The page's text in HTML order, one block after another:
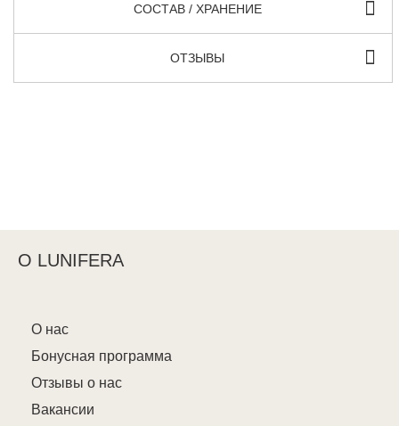
СОСТАВ / ХРАНЕНИЕ
ОТЗЫВЫ
О LUNIFERA
О нас
Бонусная программа
Отзывы о нас
Вакансии